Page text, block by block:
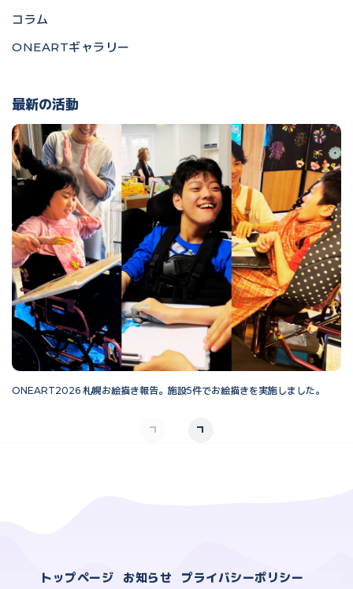
コラム
ONEARTギャラリー
最新の活動
ONEART2026 札幌お絵描き報告。施設5件でお絵描きを実施しました。
トップページ お知らせ プライバシーポリシー